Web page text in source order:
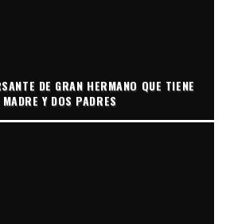
DE GRAN HERMANO QUE TIENE
Y DOS PADRES